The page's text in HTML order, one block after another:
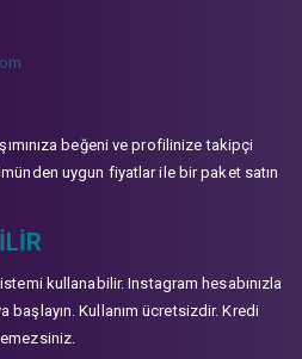
beğeni ve profilinize takipçi
uygun fiyatlar ile bir paket satın
kullanabilir. Instagram hesabınızla
başlayın. Kullanım ücretsizdir. Kredi